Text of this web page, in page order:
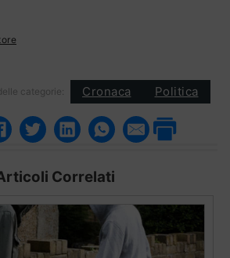
categorie: Cronaca Politica
Correlati